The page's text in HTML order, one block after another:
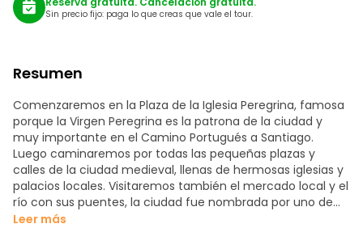
Sin precio fijo: paga lo que creas que vale el tour.
Resumen
Comenzaremos en la Plaza de la Iglesia Peregrina, famosa
porque la Virgen Peregrina es la patrona de la ciudad y
muy importante en el Camino Portugués a Santiago.
Luego caminaremos por todas las pequeñas plazas y
calles de la ciudad medieval, llenas de hermosas iglesias y
palacios locales. Visitaremos también el mercado local y el
río con sus puentes, la ciudad fue nombrada por uno de
ellos: Ponte-Vedra: Puente Viejo. Te diremos por qué
Leer más